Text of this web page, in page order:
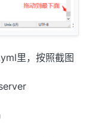
里，按照截图